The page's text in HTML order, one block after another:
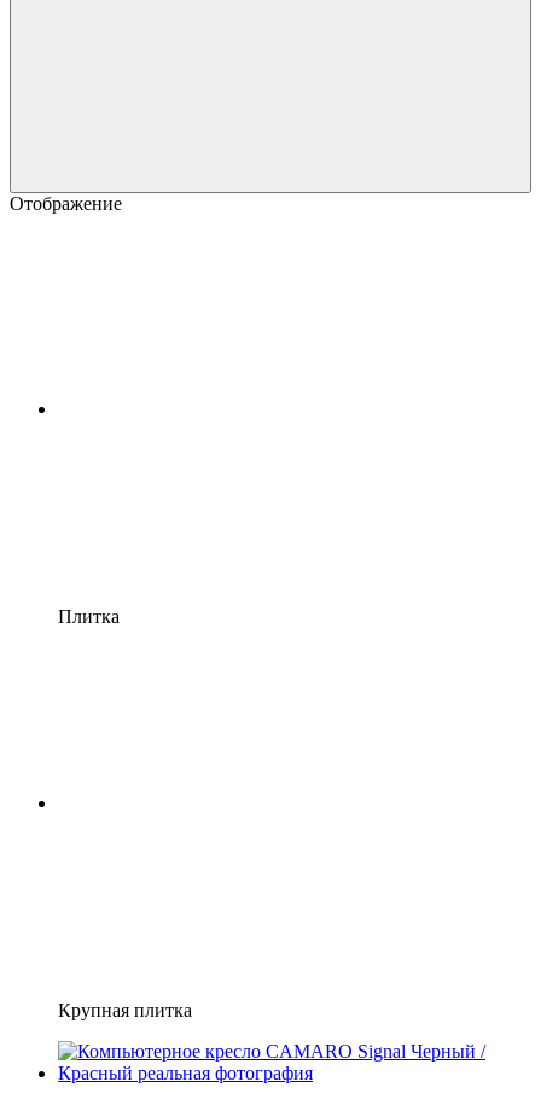
Отображение
Плитка
Крупная плитка